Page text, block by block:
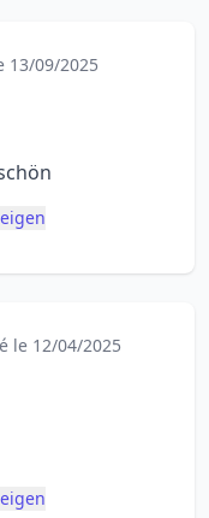
13/09/2025
le 12/04/2025